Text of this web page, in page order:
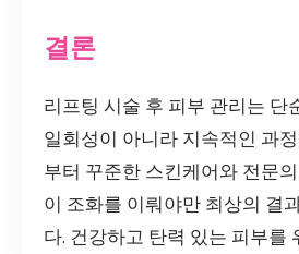
결론
리프팅 시술 후 피부 관리는 단
일회성이 아니라 지속적인 과
부터 꾸준한 스킨케어와 전문
이 조화를 이뤄야만 최상의 결
다. 건강하고 탄력 있는 피부를